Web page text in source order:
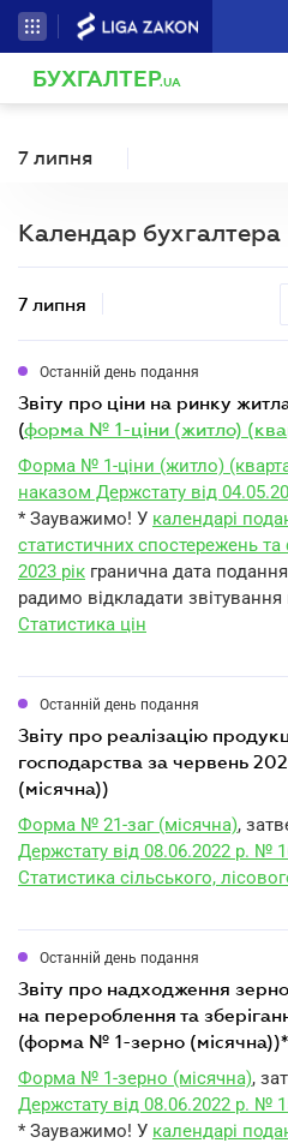
БУХГАЛТЕР.UA
7 липня
Календар бухгалтера
7 липня
Останній день подання
звіту про ціни на ринку житла за II квартал 2023 року
(форма № 1-ціни (житло)
Форма № 1-ціни (житло)
наказом Держстату від
* Зауважимо! У календарі
статистичних спостережень та
2023 рік гранична дата
радимо відкладати
Статистика цін
Останній день подання
звіту про реалізацію продукції сільського
господарства за червень
(місячна))
Форма № 21-заг (місячна),
Держстату від 08.06.2022 р. №
Статистика сільського,
Останній день подання
звіту про надходження зернових та олійних культур
на перероблення та
(форма № 1-зерно (місячна))*
Форма № 1-зерно (місячна),
Держстату від 08.06.2022 р. №
* Зауважимо! У календарі